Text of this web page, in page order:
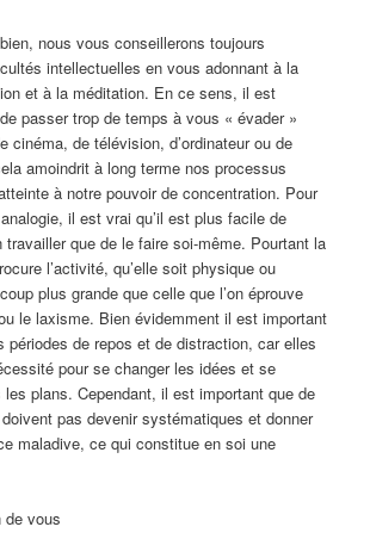
nous vous conseillerons toujours
intellectuelles en vous adonnant à la
et à la méditation. En ce sens, il est
passer trop de temps à vous « évader »
cinéma, de télévision, d’ordinateur ou de
amoindrit à long terme nos processus
à notre pouvoir de concentration. Pour
il est vrai qu’il est plus facile de
travailler que de le faire soi-même. Pourtant la
l’activité, qu’elle soit physique ou
plus grande que celle que l’on éprouve
le laxisme. Bien évidemment il est important
périodes de repos et de distraction, car elles
pour se changer les idées et se
les plans. Cependant, il est important que de
pas devenir systématiques et donner
maladive, ce qui constitue en soi une
de vous